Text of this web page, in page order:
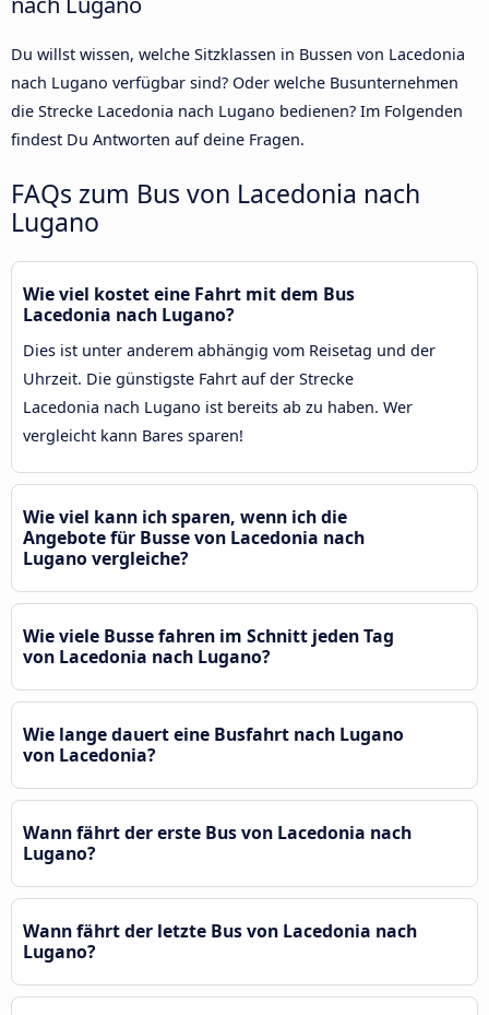
Du willst wissen, welche Sitzklassen in Bussen von Lacedonia
nach Lugano verfügbar sind? Oder welche Busunternehmen
die Strecke Lacedonia nach Lugano bedienen? Im Folgenden
findest Du Antworten auf deine Fragen.
FAQs zum Bus von Lacedonia nach
Lugano
Wie viel kostet eine Fahrt mit dem Bus
Lacedonia nach Lugano?
Dies ist unter anderem abhängig vom Reisetag und der
Uhrzeit. Die günstigste Fahrt auf der Strecke
Lacedonia nach Lugano ist bereits ab zu haben. Wer
vergleicht kann Bares sparen!
Wie viel kann ich sparen, wenn ich die
Angebote für Busse von Lacedonia nach
Lugano vergleiche?
Wie viele Busse fahren im Schnitt jeden Tag
von Lacedonia nach Lugano?
Wie lange dauert eine Busfahrt nach Lugano
von Lacedonia?
Wann fährt der erste Bus von Lacedonia nach
Lugano?
Wann fährt der letzte Bus von Lacedonia nach
Lugano?